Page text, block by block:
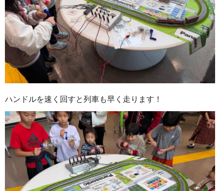
ハンドルを速く回すと列車も早く走ります！